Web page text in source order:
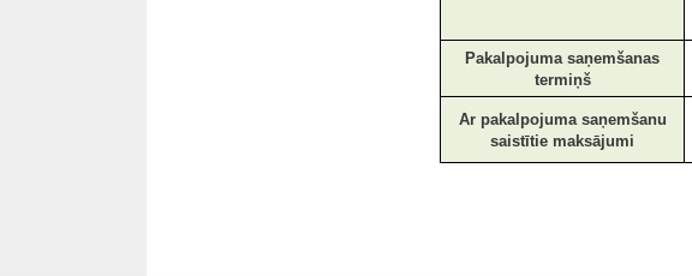
Pakalpojuma saņemšanas
termiņš
Ar pakalpojuma saņemšanu
saistītie maksājumi